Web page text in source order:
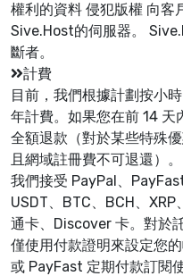
權利的資料 侵犯版權 向客
Sive.Host的伺服器。
斷者。
計費
目前，我們根據計劃按小
年計費。如果您在前 14
全額退款（對於某些特殊
且網域註冊費不可退還）。
我們接受 PayPal、
USDT、BTC、BCH、
通卡、Discover 卡。對於
僅使用付款證明來設定您
或 PayFast 定期付款訂閱